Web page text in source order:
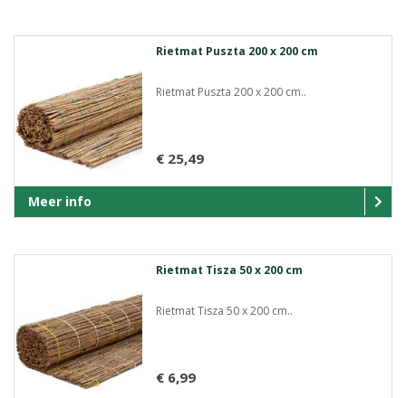
Rietmat Puszta 200 x 200 cm
Rietmat Puszta 200 x 200 cm..
€ 25,49
Meer info
Rietmat Tisza 50 x 200 cm
Rietmat Tisza 50 x 200 cm..
€ 6,99